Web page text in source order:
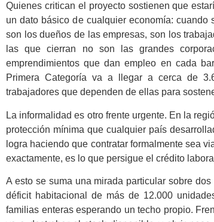
Quienes critican el proyecto sostienen que
un dato básico de cualquier economía:
son los dueños de las empresas, son los
las que cierran no son las grandes
emprendimientos que dan empleo en cada
Primera Categoría va a llegar a cerca de
trabajadores que dependen de ellas para
La informalidad es otro frente urgente. En la
protección mínima que cualquier país
logra haciendo que contratar formalmente sea
exactamente, es lo que persigue el crédito
A esto se suma una mirada particular sobre
déficit habitacional de más de 12.000
familias enteras esperando un techo propio.